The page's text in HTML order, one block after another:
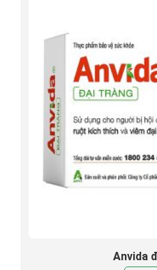
Anvida